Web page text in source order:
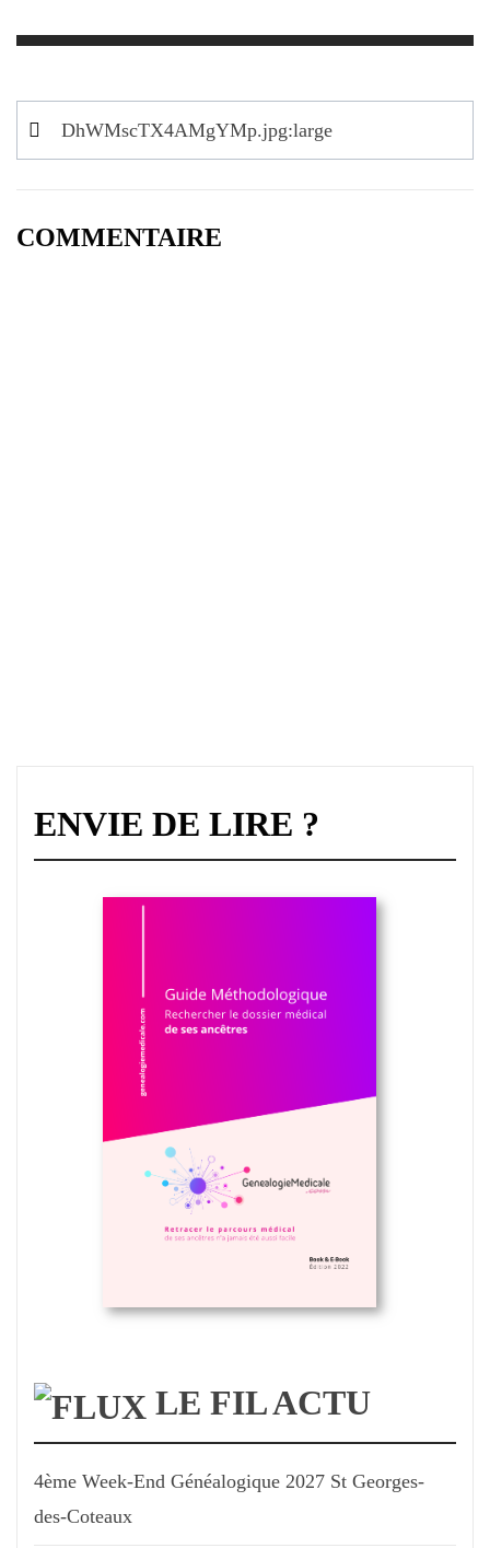
Navigation
de
DhWMscTX4AMgYMp.jpg:large
COMMENTAIRE
ENVIE DE LIRE ?
LE FIL ACTU
4ème Week-End Généalogique 2027 St Georges-
des-Coteaux